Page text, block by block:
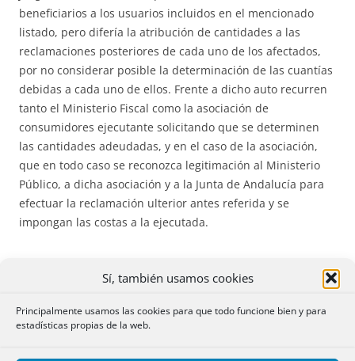
Sí, también usamos cookies
Principalmente usamos las cookies para que todo funcione bien y para
estadísticas propias de la web.
beneficiarios a los usuarios incluidos en el mencionado
listado, pero difería la atribución de cantidades a las
reclamaciones posteriores de cada uno de los afectados,
por no considerar posible la determinación de las cuantías
debidas a cada uno de ellos. Frente a dicho auto recurren
tanto el Ministerio Fiscal como la asociación de
consumidores ejecutante solicitando que se determinen
las cantidades adeudadas, y en el caso de la asociación,
que en todo caso se reconozca legitimación al Ministerio
Público, a dicha asociación y a la Junta de Andalucía para
efectuar la reclamación ulterior antes referida y se
impongan las costas a la ejecutada.
apelado se identifican correctamente lasdos cuestiones